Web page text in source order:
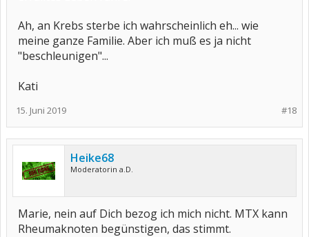
Ah, an Krebs sterbe ich wahrscheinlich eh... wie
meine ganze Familie. Aber ich muß es ja nicht
"beschleunigen"...
Kati
#18
15. Juni 2019
Heike68
Moderatorin a.D.
Marie, nein auf Dich bezog ich mich nicht. MTX kann
Rheumaknoten begünstigen, das stimmt.